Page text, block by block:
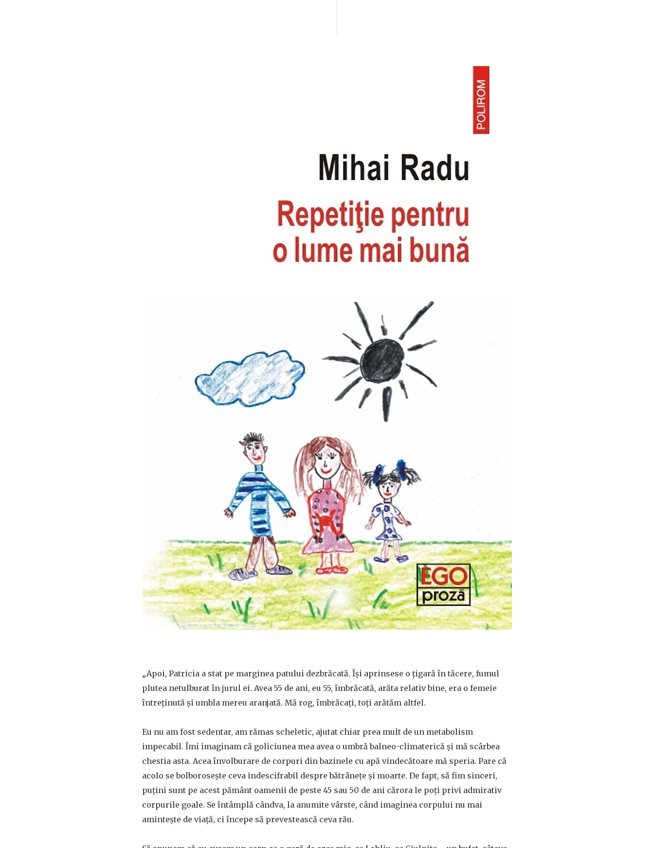
„Apoi, Patricia a stat pe marginea patului dezbrăcată. Îşi aprinsese o ţigară în tăcere, fumul
plutea netulburat în jurul ei. Avea 55 de ani, eu 55, îmbrăcată, arăta relativ bine, era o femeie
întreţinută şi umbla mereu aranjată. Mă rog, îmbrăcaţi, toţi arătăm altfel.
Eu nu am fost sedentar, am rămas scheletic, ajutat chiar prea mult de un metabolism
impecabil. Îmi imaginam că goliciunea mea avea o umbră balneo-climaterică şi mă scârbea
chestia asta. Acea învolburare de corpuri din bazinele cu apă vindecătoare mă speria. Pare că
acolo se bolboroseşte ceva indescifrabil despre bătrâneţe şi moarte. De fapt, să fim sinceri,
puţini sunt pe acest pământ oamenii de peste 45 sau 50 de ani cărora le poţi privi admirativ
corpurile goale. Se întâmplă cândva, la anumite vârste, când imaginea corpului nu mai
aminteşte de viaţă, ci începe să prevestească ceva rău.